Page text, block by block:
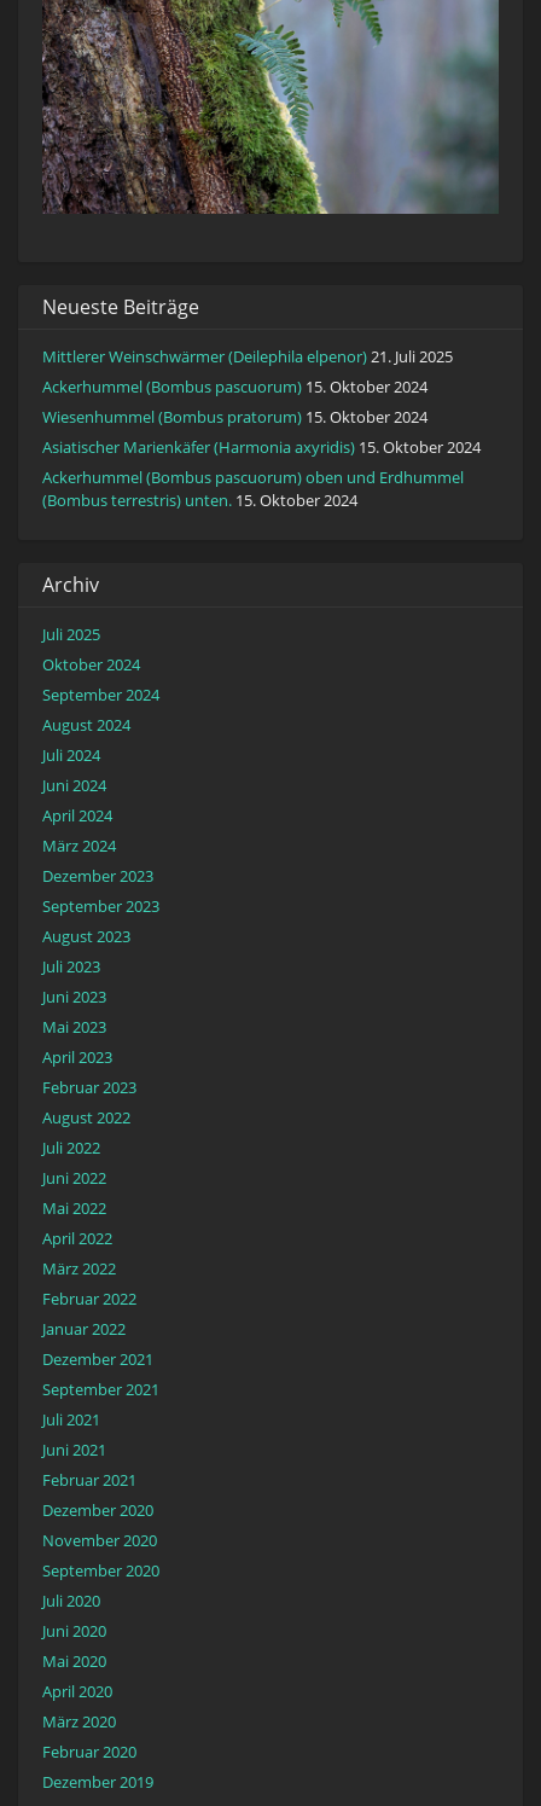
Neueste Beiträge
Mittlerer Weinschwärmer (Deilephila elpenor)21. Juli 2025
Ackerhummel (Bombus pascuorum) 15. Oktober 2024
Wiesenhummel (Bombus pratorum) 15. Oktober 2024
Asiatischer Marienkäfer (Harmonia axyridis) 15. Oktober 2024
Ackerhummel (Bombus pascuorum) oben und Erdhummel
(Bombus terrestris) unten. 15. Oktober 2024
Archiv
Juli 2025
Oktober 2024
September 2024
August 2024
Juli 2024
Juni 2024
April 2024
März 2024
Dezember 2023
September 2023
August 2023
Juli 2023
Juni 2023
Mai 2023
April 2023
Februar 2023
August 2022
Juli 2022
Juni 2022
Mai 2022
April 2022
März 2022
Februar 2022
Januar 2022
Dezember 2021
September 2021
Juli 2021
Juni 2021
Februar 2021
Dezember 2020
November 2020
September 2020
Juli 2020
Juni 2020
Mai 2020
April 2020
März 2020
Februar 2020
Dezember 2019